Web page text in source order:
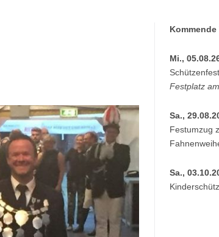
Mi.,
Festplatz
Sa.,
Festumzug
Sa.,